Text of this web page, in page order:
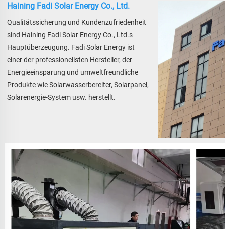
Haining Fadi Solar Energy Co., Ltd.
Qualitätssicherung und Kundenzufriedenheit
sind Haining Fadi Solar Energy Co., Ltd.s
Hauptüberzeugung. Fadi Solar Energy ist
einer der professionellsten Hersteller, der
Energieeinsparung und umweltfreundliche
Produkte wie Solarwasserbereiter, Solarpanel,
Solarenergie-System usw. herstellt.